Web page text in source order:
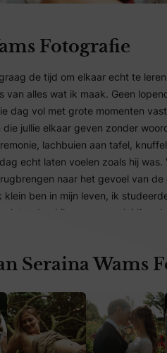
Seraina Wams
Fotografie
de tijd om elkaar echt te
van alles wat ik maak. Geen
dag vol met grote momenten
jullie elkaar geven zonder
lachbuien aan tafel,
echt laten voelen zoals hij
naar het gevoel van de
klein ben in mijn leven, ik
later deed ik nog een opleiding
me weer terug naar wat het
jullie niet de hele dag aansturen.
creëer ik juist rust en ruimte,
te “poseren”, maar een
en gezellige aanwezigheid
ondertussen al die mooie